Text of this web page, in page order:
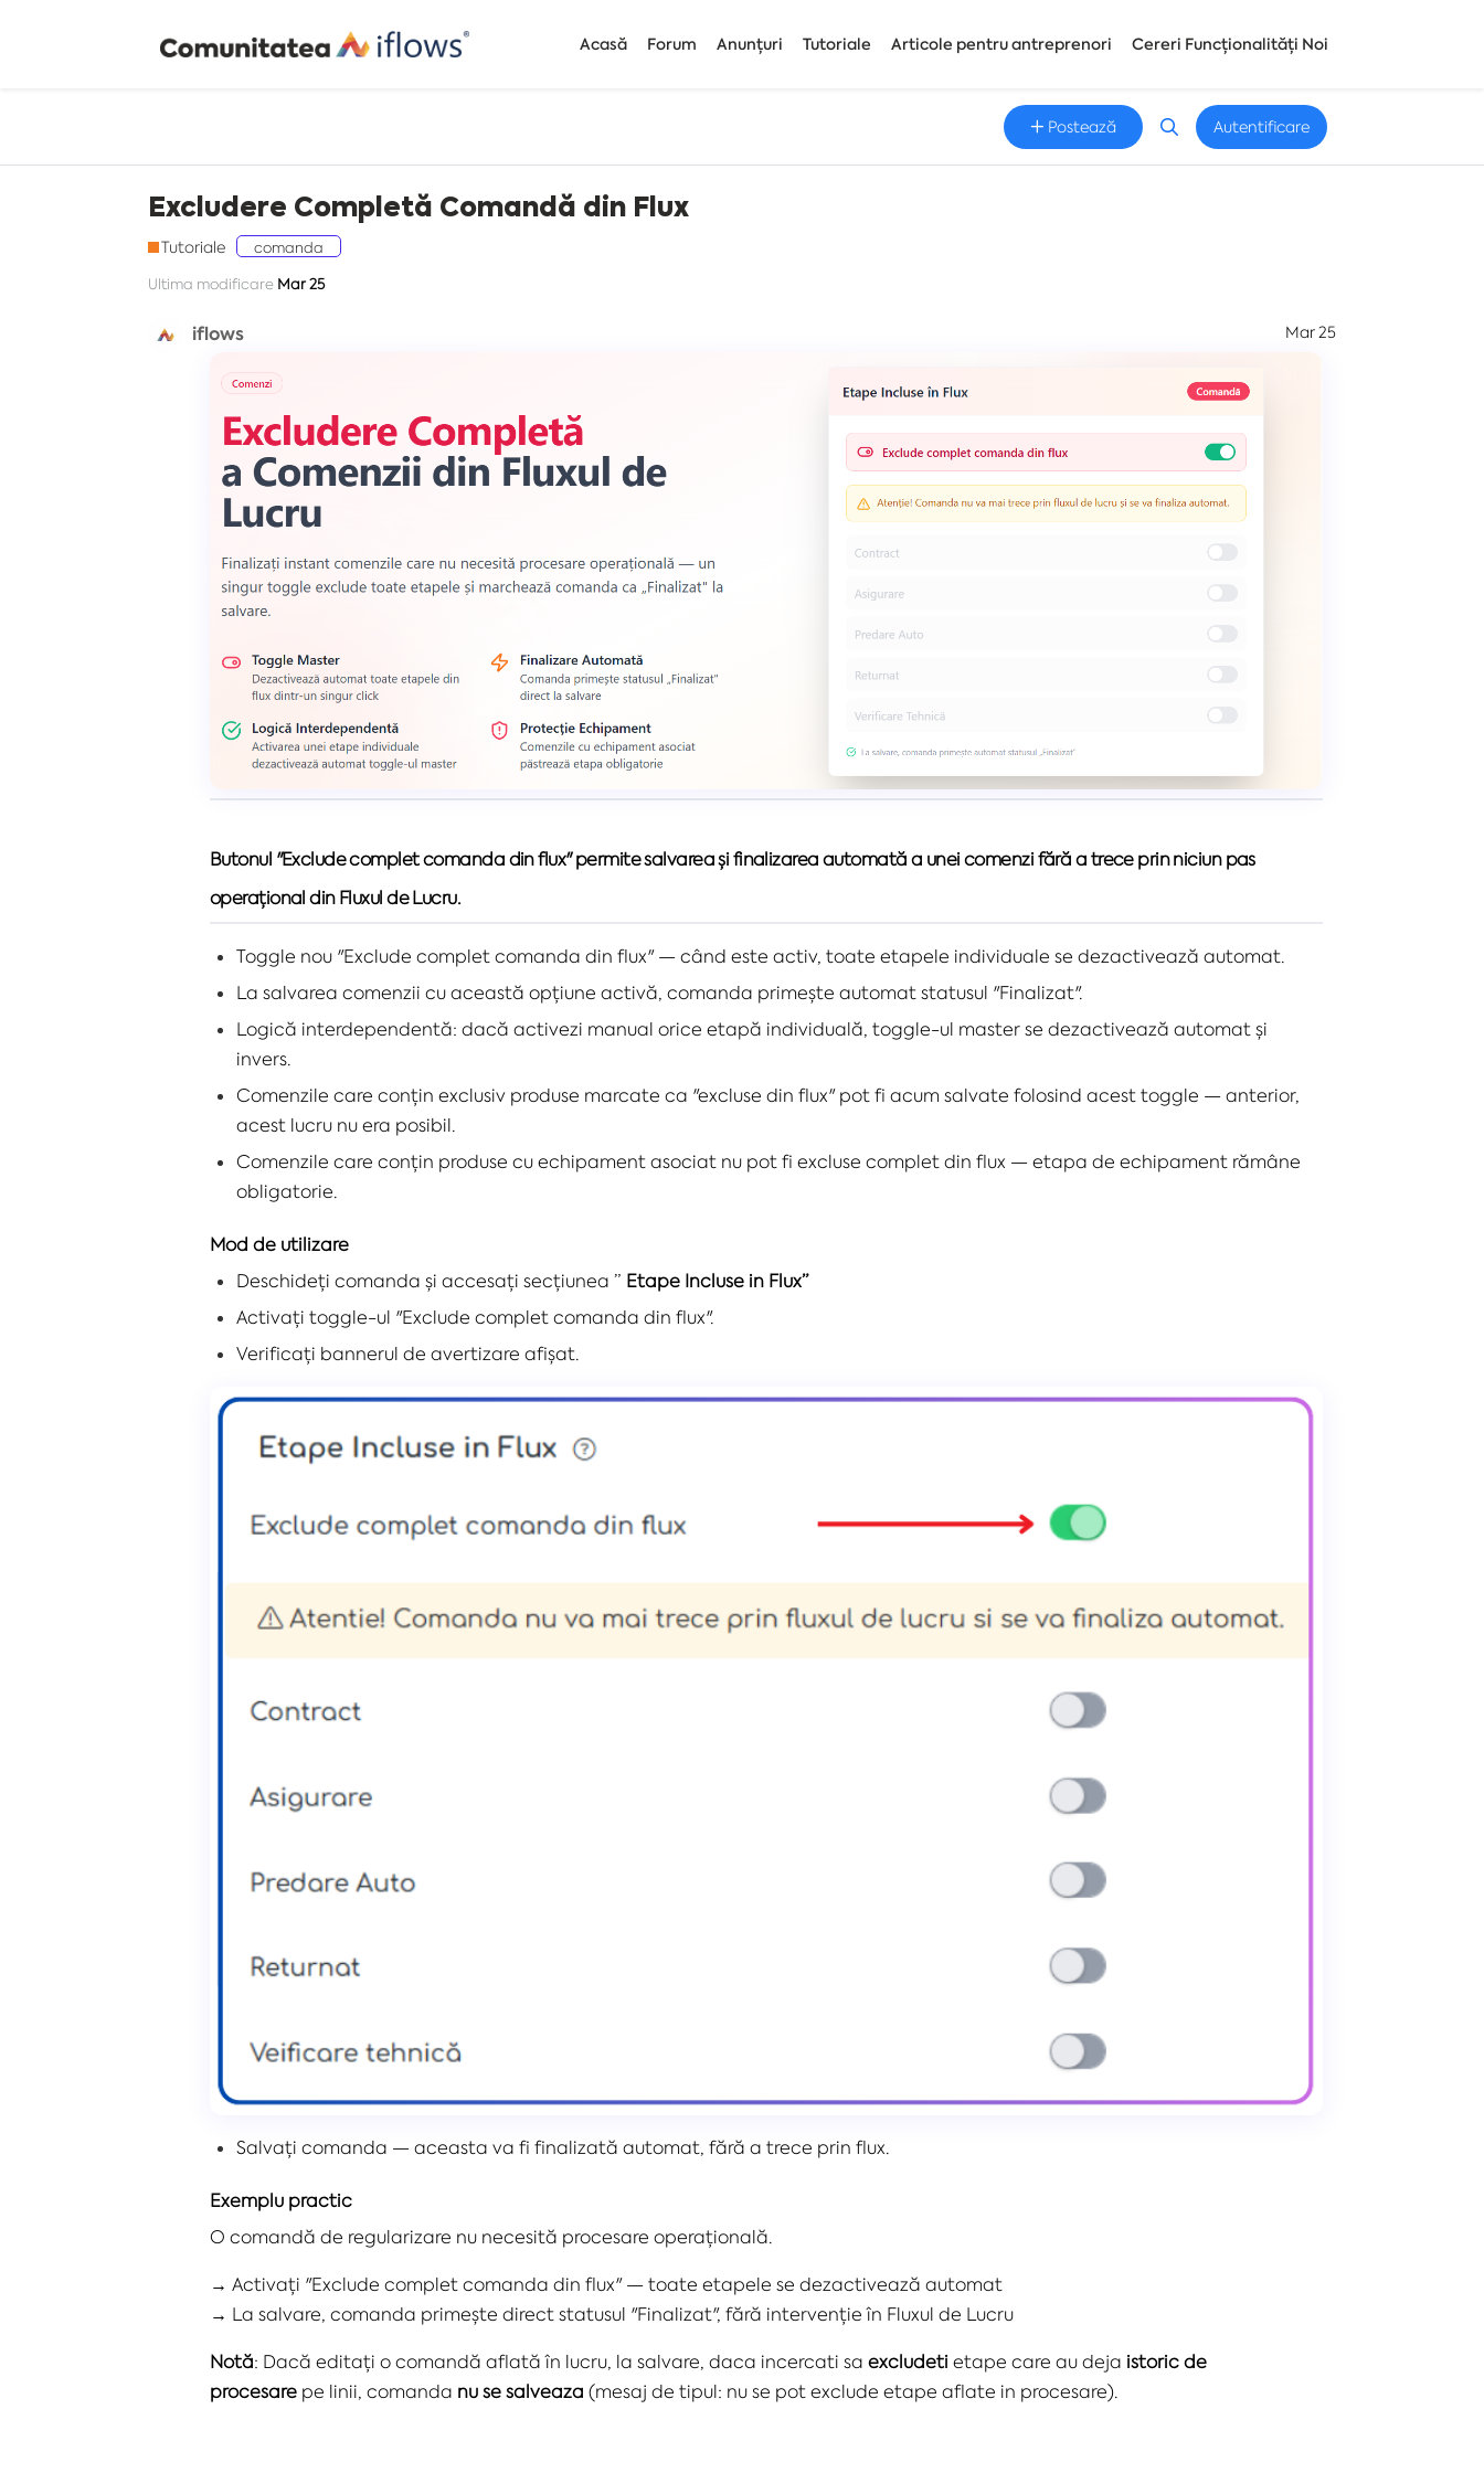
Acasă Forum Anunțuri Tutoriale Articole pentru antreprenori Cereri Funcționalități Noi
Postează Autentificare
Excludere Completă Comandă din Flux
Tutoriale
comanda
Ultima modificare Mar 25
iflows Mar 25
Butonul "Exclude complet comanda din flux" permite salvarea și finalizarea automată a unei comenzi fără a trece prin niciun pas
operațional din Fluxul de Lucru.
Toggle nou "Exclude complet comanda din flux" — când este activ, toate etapele individuale se dezactivează automat.
La salvarea comenzii cu această opțiune activă, comanda primește automat statusul "Finalizat".
Logică interdependentă: dacă activezi manual orice etapă individuală, toggle-ul master se dezactivează automat și
invers.
Comenzile care conțin exclusiv produse marcate ca "excluse din flux" pot fi acum salvate folosind acest toggle — anterior,
acest lucru nu era posibil.
Comenzile care conțin produse cu echipament asociat nu pot fi excluse complet din flux — etapa de echipament rămâne
obligatorie.
Mod de utilizare
Deschideți comanda și accesați secțiunea ” Etape Incluse in Flux”
Activați toggle-ul "Exclude complet comanda din flux".
Verificați bannerul de avertizare afișat.
Salvați comanda — aceasta va fi finalizată automat, fără a trece prin flux.
Exemplu practic
O comandă de regularizare nu necesită procesare operațională.
→ Activați "Exclude complet comanda din flux" — toate etapele se dezactivează automat
→ La salvare, comanda primește direct statusul "Finalizat", fără intervenție în Fluxul de Lucru
Notă: Dacă editați o comandă aflată în lucru, la salvare, daca incercati sa excludeti etape care au deja istoric de
procesare pe linii, comanda nu se salveaza (mesaj de tipul: nu se pot exclude etape aflate in procesare).